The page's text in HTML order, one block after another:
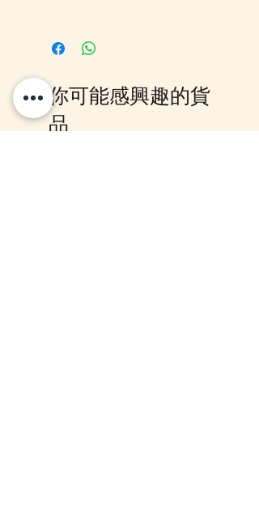
Out 購買, 如系統顯示為"無庫
Facebook PM 或 Whatsapp 我們
訂貨, 詳情請Facebook PM 或
Whatsapp 聯絡我們
你可能感興趣的貨
品